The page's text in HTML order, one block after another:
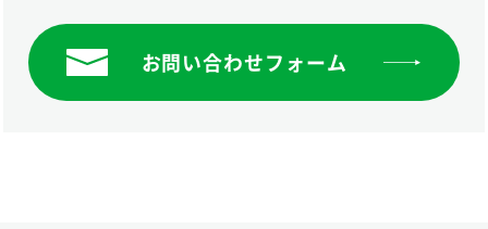
お問い合わせフォーム